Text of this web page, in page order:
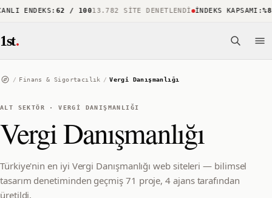
ENDEKS:62 / 10013.782 SITE DENETLENDI İNDEKS KAPSAMI:%88
1st.
/ Finans & Sigortacılık / Vergi Danışmanlığı
ALT SEKTÖR ·VERGI DANIŞMANLIĞI
Vergi Danışmanlığı
Türkiye'nin en iyi Vergi Danışmanlığı web siteleri — bilimsel
tasarım denetiminden geçmiş 71 proje, 4 ajans tarafından
üretildi.